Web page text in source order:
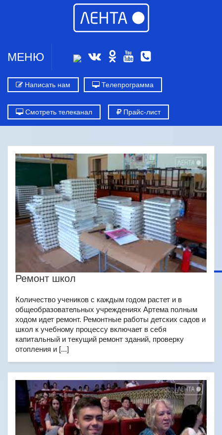
МЕНЮ
Написать нам Телепрограмма
Смотреть телеканал Прайс-лист
Ремонт школ
Количество учеников с каждым годом растет и в
общеобразовательных учреждениях Артема полным
ходом идет ремонт. Ремонтные работы детских садов и
школ к учебному процессу включает в себя
капитальный и текущий ремонт зданий, проверку
отопления и [...]